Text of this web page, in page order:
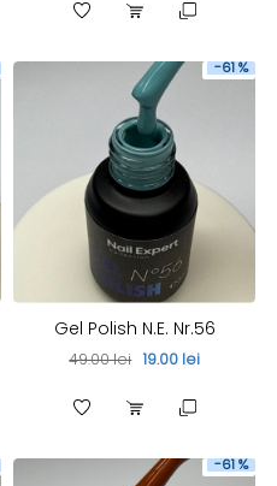
-61 %
Gel Polish N.E. Nr.56
49.00 lei 19.00 lei
-61 %